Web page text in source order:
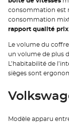
consommation est
consommation
rapport qualité prix
Le volume du
un volume de plus
L’habitabilité de
sièges sont
Modèle apparu